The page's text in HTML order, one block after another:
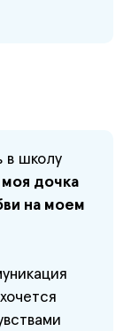
в школу
моя дочка
на моем